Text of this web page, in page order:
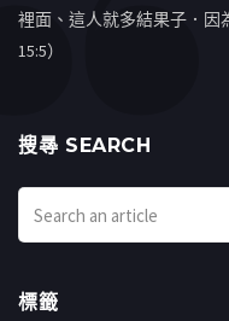
裡面、這人就多結果子．因
15:5）
搜㝷 SEARCH
標籤